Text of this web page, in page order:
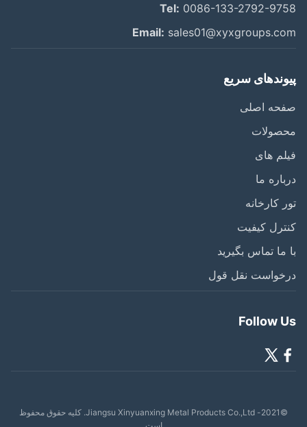
Tel:0086-133-2792-
Email:
سریع
اصلی
های
ما
کارخانه
کیفیت
تماس بگیرید
نقل قول
Follow
©2021- Jiangsu Xinyuanxing Metal Products Co.,Ltd. کلیه حقوق محفوظ